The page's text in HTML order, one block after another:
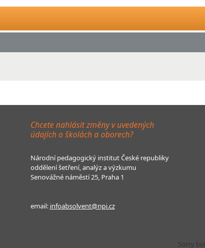
Sorry
Chcete nahlásit změny v uvedených
údajích o školách a oborech?
Národní pedagogický institut České republiky
oddělení šetření, analýz a výzkumu
Senovážné náměstí 25, Praha 1
email: infoabsolvent@npi.cz